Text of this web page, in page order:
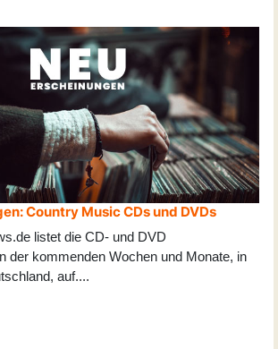
Country Music CDs und DVDs
listet die CD- und DVD
der kommenden Wochen und Monate, in
auf....